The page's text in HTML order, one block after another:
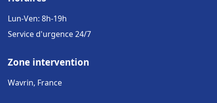
Lun-Ven: 8h-19h
Service d'urgence 24/7
Zone intervention
Wavrin, France